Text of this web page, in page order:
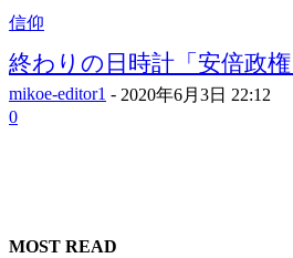
信仰
終わりの日時計「安倍政権
mikoe-editor1 - 2020年6月3日 22:12
0
MOST READ